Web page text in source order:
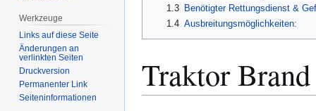
1.3
Benötigter Rettungsdienst &
1.4 Ausbreitungsmöglichkeiten:
Traktor
Werkzeuge
Links auf diese Seite
Änderungen an
verlinkten Seiten
Druckversion
Permanenter Link
Seiten­­informationen